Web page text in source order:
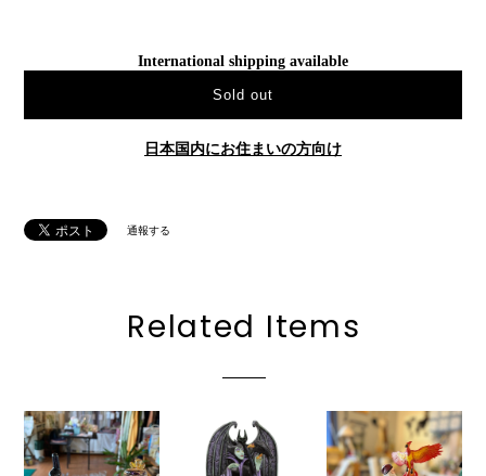
International shipping available
Sold out
日本国内にお住まいの方向け
通報する
Related Items